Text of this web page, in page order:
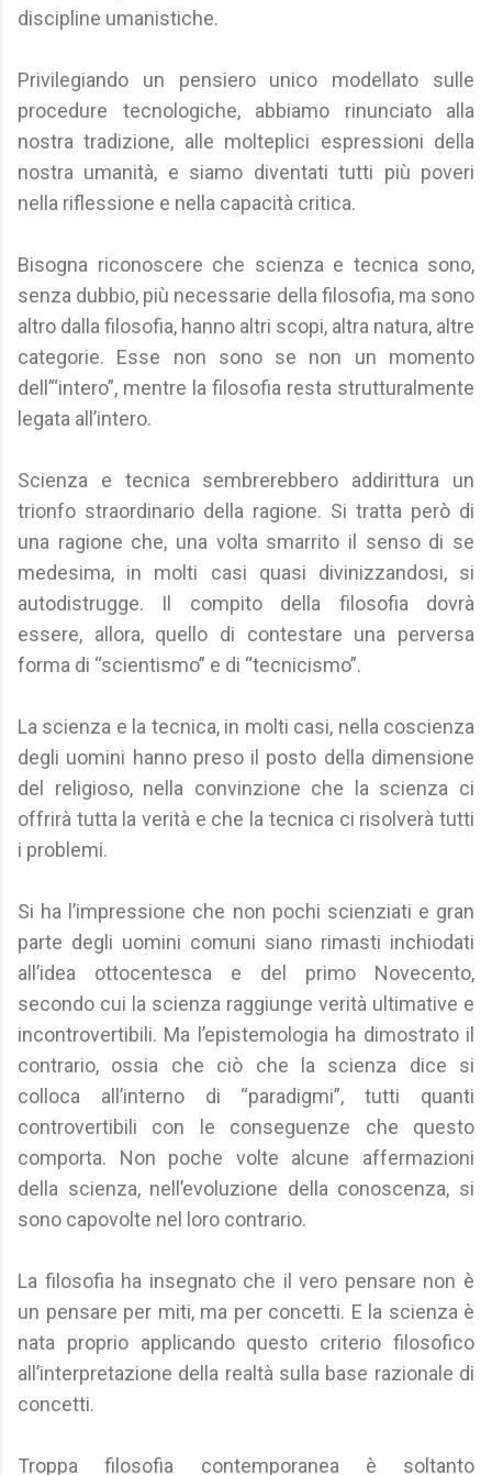
discipline umanistiche.
Privilegiando un pensiero unico modellato sulle
procedure tecnologiche, abbiamo rinunciato alla
nostra tradizione, alle molteplici espressioni della
nostra umanità, e siamo diventati tutti più poveri
nella riflessione e nella capacità critica.
Bisogna riconoscere che scienza e tecnica sono,
senza dubbio, più necessarie della filosofia, ma sono
altro dalla filosofia, hanno altri scopi, altra natura, altre
categorie. Esse non sono se non un momento
dell’“intero”, mentre la filosofia resta strutturalmente
legata all’intero.
Scienza e tecnica sembrerebbero addirittura un
trionfo straordinario della ragione. Si tratta però di
una ragione che, una volta smarrito il senso di se
medesima, in molti casi quasi divinizzandosi, si
autodistrugge. Il compito della filosofia dovrà
essere, allora, quello di contestare una perversa
forma di “scientismo” e di “tecnicismo”.
La scienza e la tecnica, in molti casi, nella coscienza
degli uomini hanno preso il posto della dimensione
del religioso, nella convinzione che la scienza ci
offrirà tutta la verità e che la tecnica ci risolverà tutti
i problemi.
Si ha l’impressione che non pochi scienziati e gran
parte degli uomini comuni siano rimasti inchiodati
all’idea ottocentesca e del primo Novecento,
secondo cui la scienza raggiunge verità ultimative e
incontrovertibili. Ma l’epistemologia ha dimostrato il
contrario, ossia che ciò che la scienza dice si
colloca all’interno di “paradigmi”, tutti quanti
controvertibili con le conseguenze che questo
comporta. Non poche volte alcune affermazioni
della scienza, nell’evoluzione della conoscenza, si
sono capovolte nel loro contrario.
La filosofia ha insegnato che il vero pensare non è
un pensare per miti, ma per concetti. E la scienza è
nata proprio applicando questo criterio filosofico
all’interpretazione della realtà sulla base razionale di
concetti.
Troppa filosofia contemporanea è soltanto